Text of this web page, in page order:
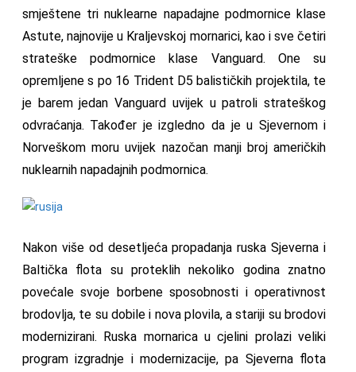
smještene tri nuklearne napadajne podmornice klase
Astute, najnovije u Kraljevskoj mornarici, kao i sve četiri
strateške podmornice klase Vanguard. One su
opremljene s po 16 Trident D5 balističkih projektila, te
je barem jedan Vanguard uvijek u patroli strateškog
odvraćanja. Također je izgledno da je u Sjevernom i
Norveškom moru uvijek nazočan manji broj američkih
nuklearnih napadajnih podmornica.
Nakon više od desetljeća propadanja ruska Sjeverna i
Baltička flota su proteklih nekoliko godina znatno
povećale svoje borbene sposobnosti i operativnost
brodovlja, te su dobile i nova plovila, a stariji su brodovi
modernizirani. Ruska mornarica u cjelini prolazi veliki
program izgradnje i modernizacije, pa Sjeverna flota